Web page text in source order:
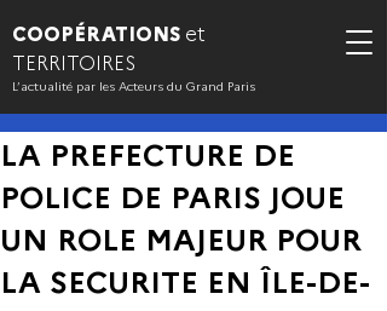
L’actualité par les Acteurs du Grand Paris
COOPÉRATIONS et
TERRITOIRES
LA PREFECTURE DE
POLICE DE PARIS JOUE
UN ROLE MAJEUR POUR
LA SECURITE EN ÎLE-DE-